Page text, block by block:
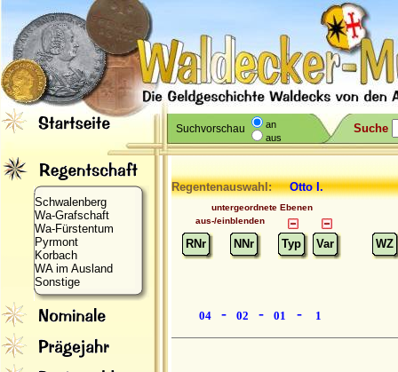
Suchvorschau
an
aus
Suche
Schwalenberg
Wa-Grafschaft
Wa-Fürstentum
Pyrmont
Korbach
WA im Ausland
Sonstige
Regentenauswahl: Otto I.
untergeordnete Ebenen
aus-/einblenden
RNr NNr Typ Var WZ
04 - 02 - 01 - 1